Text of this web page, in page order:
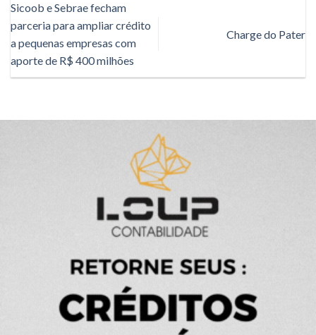
Sicoob e Sebrae fecham
parceria para ampliar crédito
a pequenas empresas com
aporte de R$ 400 milhões
Charge do Pater